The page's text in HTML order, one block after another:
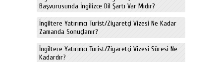
Başvurusunda İngilizce Dil Şartı Var Mıdır?
İngiltere Yatırımcı Turist/Ziyaretçi Vizesi Ne Kadar
Zamanda Sonuçlanır?
İngiltere Yatırımcı Turist/Ziyaretçi Vizesi Süresi Ne
Kadardır?